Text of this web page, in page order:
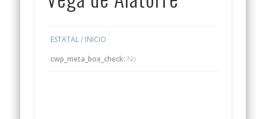
ESTATAL/ INICIO
cwp_meta_box_check: No